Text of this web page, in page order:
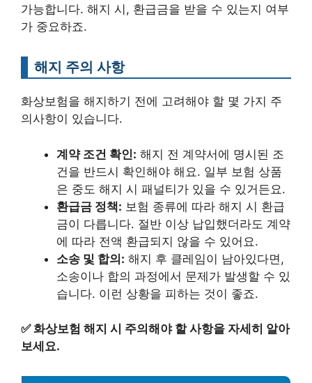
가능합니다. 해지 시, 환급금을 받을 수 있는지 여부
가 중요하죠.
해지 주의 사항
화상보험을 해지하기 전에 고려해야 할 몇 가지 주
의사항이 있습니다.
계약 조건 확인: 해지 전 계약서에 명시된 조
건을 반드시 확인해야 해요. 일부 보험 상품
은 중도 해지 시 패널티가 있을 수 있거든요.
환급금 정책: 보험 종류에 따라 해지 시 환급
금이 다릅니다. 절반 이상 납입했더라도 계약
에 따라 전액 환급되지 않을 수 있어요.
소송 및 합의: 해지 후 클레임이 남아있다면,
소송이나 합의 과정에서 문제가 발생할 수 있
습니다. 이런 상황을 피하는 것이 좋죠.
✅화상보험 해지 시 주의해야 할 사항을 자세히 알아
보세요.